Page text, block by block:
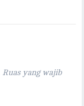
Ruas yang wajib